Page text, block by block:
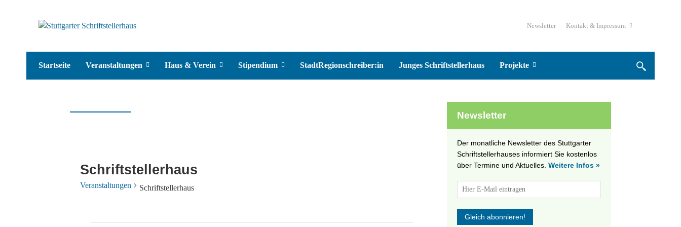
Newsletter Kontakt & Impressum
Startseite Veranstaltungen Haus & Verein Stipendium StadtRegionschreiber:in Junges Schriftstellerhaus Projekte
Schriftstellerhaus
Veranstaltungen Schriftstellerhaus
Newsletter
Der monatliche Newsletter des Stuttgarter
Schriftstellerhauses informiert Sie kostenlos
über Termine und Aktuelles. Weitere Infos »